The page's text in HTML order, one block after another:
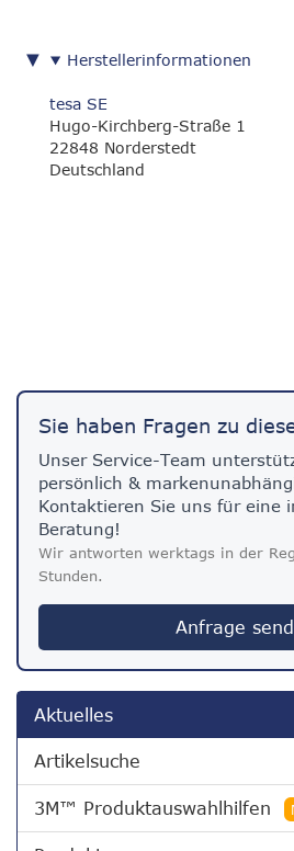
Herstellerinformationen
tesa SE
Hugo-Kirchberg-Straße 1
22848 Norderstedt
Deutschland
Sie haben Fragen zu
Unser Service-Team
persönlich &
Kontaktieren Sie uns für eine
Beratung!
Wir antworten werktags in der
Stunden.
Anfrage
Aktuelles
Artikelsuche
3M™ Produktauswahlhilfen